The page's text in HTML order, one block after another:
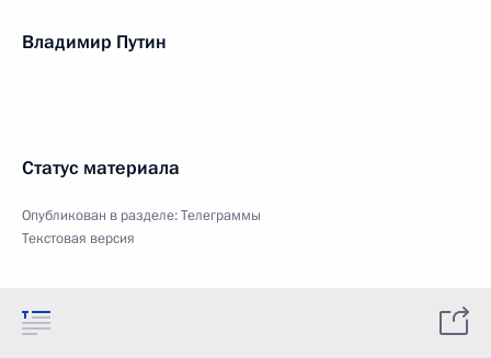
Владимир Путин
Статус материала
Опубликован в разделе:Телеграммы
Текстовая версия